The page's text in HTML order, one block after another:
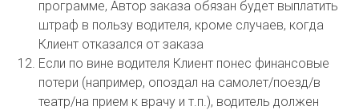
программе, Автор заказа обязан будет выплатить
штраф в пользу водителя, кроме случаев, когда
Клиент отказался от заказа
Если по вине водителя Клиент понес финансовые
потери (например, опоздал на самолет/поезд/в
театр/на прием к врачу и т.п.), водитель должен